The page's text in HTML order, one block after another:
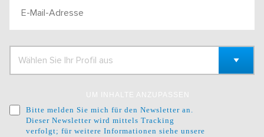
UM INHALTE ANZUPASSEN
Bitte melden Sie mich für den Newsletter an.
Dieser Newsletter wird mittels Tracking
verfolgt; für weitere Informationen siehe unsere